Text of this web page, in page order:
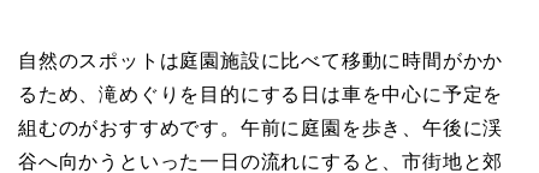
自然のスポットは庭園施設に比べて移動に時間がかか
るため、滝めぐりを目的にする日は車を中心に予定を
組むのがおすすめです。午前に庭園を歩き、午後に渓
谷へ向かうといった一日の流れにすると、市街地と郊